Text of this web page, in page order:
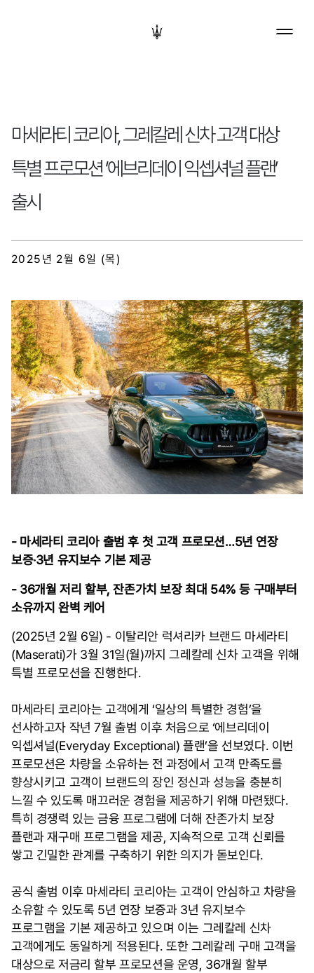
마세라티 코리아, 그레칼레 신차 고객 대상
특별 프로모션 ‘에브리데이 익셉셔널 플랜’
출시
2025년 2월 6일 (목)
- 마세라티 코리아 출범 후 첫 고객 프로모션…5년 연장
보증‧3년 유지보수 기본 제공
- 36개월 저리 할부, 잔존가치 보장 최대 54% 등 구매부터
소유까지 완벽 케어
(2025년 2월 6일) - 이탈리안 럭셔리카 브랜드 마세라티
(Maserati)가 3월 31일(월)까지 그레칼레 신차 고객을 위해
특별 프로모션을 진행한다.
마세라티 코리아는 고객에게 ‘일상의 특별한 경험’을
선사하고자 작년 7월 출범 이후 처음으로 ‘에브리데이
익셉셔널(Everyday Exceptional) 플랜’을 선보였다. 이번
프로모션은 차량을 소유하는 전 과정에서 고객 만족도를
향상시키고 고객이 브랜드의 장인 정신과 성능을 충분히
느낄 수 있도록 매끄러운 경험을 제공하기 위해 마련됐다.
특히 경쟁력 있는 금융 프로그램에 더해 잔존가치 보장
플랜과 재구매 프로그램을 제공, 지속적으로 고객 신뢰를
쌓고 긴밀한 관계를 구축하기 위한 의지가 돋보인다.
공식 출범 이후 마세라티 코리아는 고객이 안심하고 차량을
소유할 수 있도록 5년 연장 보증과 3년 유지보수
프로그램을 기본 제공하고 있으며 이는 그레칼레 신차
고객에게도 동일하게 적용된다. 또한 그레칼레 구매 고객을
대상으로 저금리 할부 프로모션을 운영, 36개월 할부